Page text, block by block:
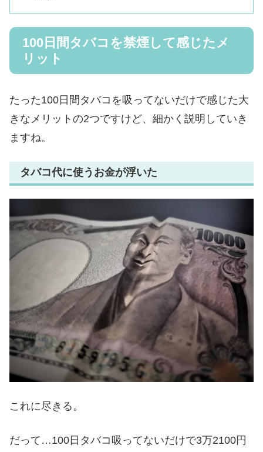
100日間タバコを禁煙して感じたメ
リット
たった100日間タバコを吸ってないだけで感じた大
きなメリットの2つですけど、細かく説明していき
ますね。
タバコ代に使うお金が浮いた
これに尽きる。
だって…100日タバコ吸ってないだけで3万2100円